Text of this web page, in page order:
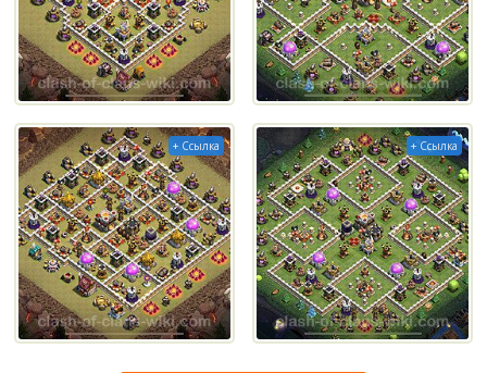
+ Ссылка + Ссылка